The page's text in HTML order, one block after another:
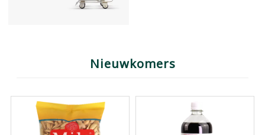
Nieuwkomers